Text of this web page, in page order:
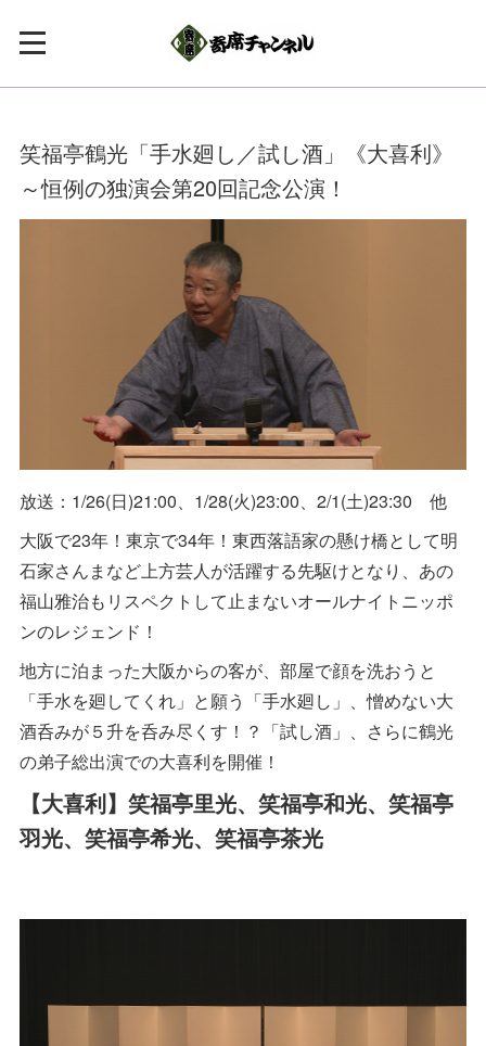
笑福亭鶴光「手水廻し／試し酒」《大喜利》
～恒例の独演会第20回記念公演！
放送：1/26(日)21:00、1/28(火)23:00、2/1(土)23:30 他
大阪で23年！東京で34年！東西落語家の懸け橋として明
石家さんまなど上方芸人が活躍する先駆けとなり、あの
福山雅治もリスペクトして止まないオールナイトニッポ
ンのレジェンド！
地方に泊まった大阪からの客が、部屋で顔を洗おうと
「手水を廻してくれ」と願う「手水廻し」、憎めない大
酒呑みが５升を呑み尽くす！？「試し酒」、さらに鶴光
の弟子総出演での大喜利を開催！
【大喜利】笑福亭里光、笑福亭和光、笑福亭
羽光、笑福亭希光、笑福亭茶光